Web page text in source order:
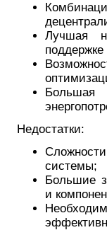
Лучшая
поддержке
Недостатки:
системы;
Большие
и